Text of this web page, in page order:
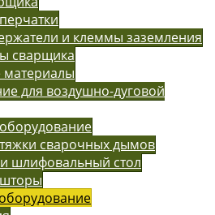
и клеммы заземления
сварщика
материалы
для воздушно-дуговой
сварочных дымов
шлифовальный стол